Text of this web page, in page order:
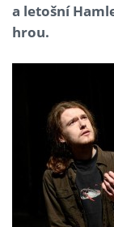
a letošní
hrou.